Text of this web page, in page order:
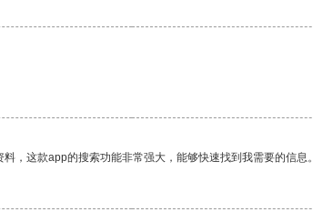
，这款app的搜索功能非常强大，能够快速找到我需要的信息。